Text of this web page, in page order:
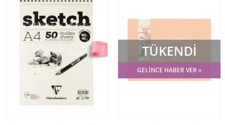
TÜKENDİ
GELİNCE HABER VER »